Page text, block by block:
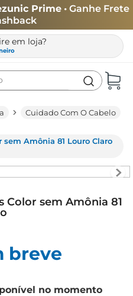
Prime • Ganhe Frete
em loja?
Cuidado Com O Cabelo
Amônia 81 Louro Claro
Color sem Amônia 81
breve
no momento